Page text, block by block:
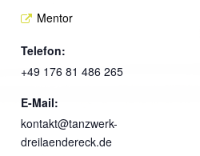
Mentor
Telefon:
+49 176 81 486 265
E-Mail:
kontakt@tanzwerk-
dreilaendereck.de